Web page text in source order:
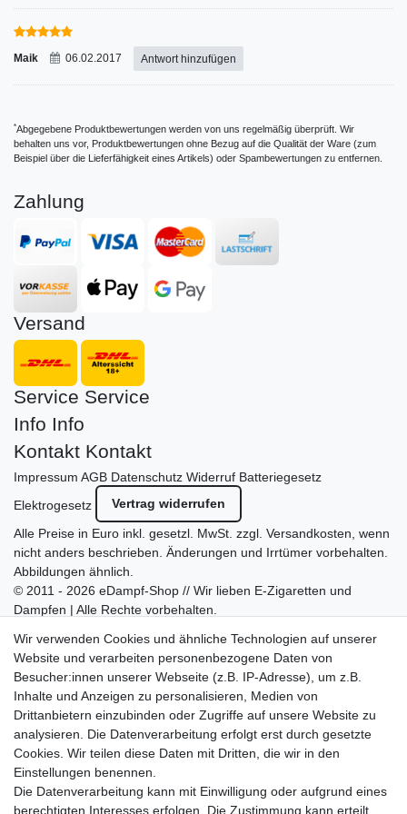
Maik 06.02.2017 Antwort hinzufügen
*Abgegebene Produktbewertungen werden von uns regelmäßig überprüft. Wir
behalten uns vor, Produktbewertungen ohne Bezug auf die Qualität der Ware (zum
Beispiel über die Lieferfähigkeit eines Artikels) oder Spambewertungen zu entfernen.
Zahlung
Versand
Service Service
Info Info
Kontakt Kontakt
Impressum AGB Datenschutz Widerruf Batteriegesetz
Elektrogesetz
Vertrag widerrufen
Alle Preise in Euro inkl. gesetzl. MwSt. zzgl. Versandkosten, wenn
nicht anders beschrieben. Änderungen und Irrtümer vorbehalten.
Abbildungen ähnlich.
© 2011 - 2026 eDampf-Shop // Wir lieben E-Zigaretten und
Dampfen | Alle Rechte vorbehalten.
mit vielen spannenden Artikeln.
Bitte entschuldigen Sie, wenn wir telefonisch wegen hoher
betrieblicher Auslastung nicht erreichbar sein sollten.
Schreiben Sie uns gerne eine E-Mail mit Ihrer Telefonnummer
und der Bitte um Rückruf.
Wir rufen Sie schnellstmöglich zurück.
Wir versenden in die folgenden Länder
Wir verwenden Cookies und ähnliche Technologien auf unserer
Website und verarbeiten personenbezogene Daten von
Besucher:innen unserer Webseite (z.B. IP-Adresse), um z.B.
Inhalte und Anzeigen zu personalisieren, Medien von
Drittanbietern einzubinden oder Zugriffe auf unsere Website zu
analysieren. Die Datenverarbeitung erfolgt erst durch gesetzte
Cookies. Wir teilen diese Daten mit Dritten, die wir in den
Einstellungen benennen.
Die Datenverarbeitung kann mit Einwilligung oder aufgrund eines
berechtigten Interesses erfolgen. Die Zustimmung kann erteilt